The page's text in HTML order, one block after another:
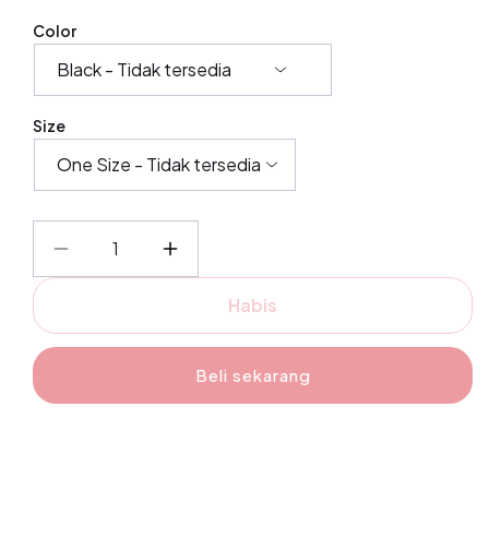
Color
Size
Kurangi
jumlah
Gracia
Tambah
jumlah
Gracia
Habis
Beli sekarang